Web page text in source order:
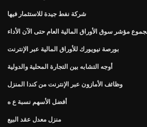
شركة نفط جيدة للاستثمار فيها
مؤشر سوق الأوراق المالية العام حتى الآن الأداء
بورصة نيويورك للأوراق المالية عبر الإنترنت
أوجه التشابه بين التجارة المحلية والدولية
وظائف الأمازون عبر الإنترنت من كندا المنزل
أفضل الأسهم نسبة ع ه
منزل معدل عقد البيع